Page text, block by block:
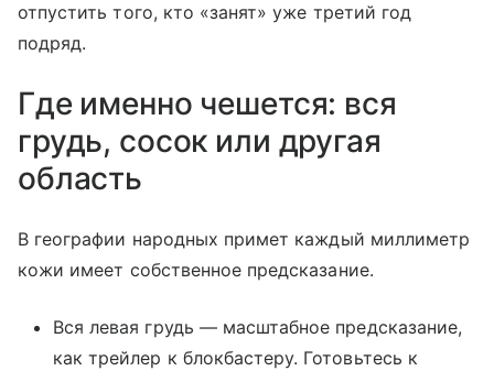
отпустить того, кто «занят» уже третий год
подряд.
Где именно чешется: вся
грудь, сосок или другая
область
В географии народных примет каждый миллиметр
кожи имеет собственное предсказание.
Вся левая грудь — масштабное предсказание,
как трейлер к блокбастеру. Готовьтесь к